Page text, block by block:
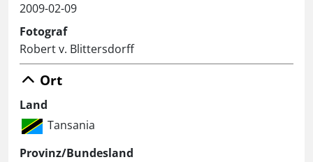
2009-02-09
Fotograf
Robert v. Blittersdorff
Ort
Land
Tansania
Provinz/Bundesland